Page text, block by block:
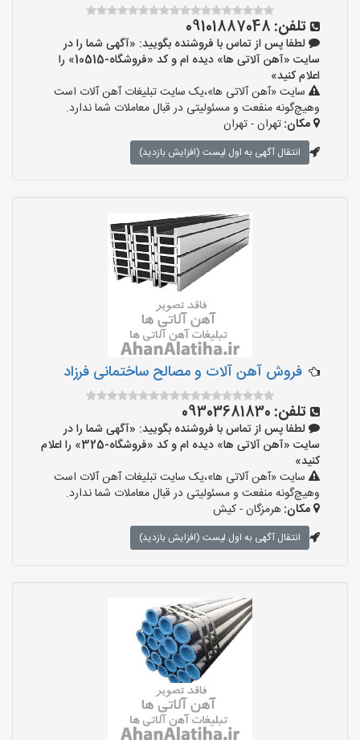
تلفن: 09101887048
لطفا پس از تماس با فروشنده بگویید: «آگهی شما را در
سایت «آهن آلاتی ها» دیده ام و کد «فروشگاه-10515» را
اعلام کنید»
سایت «آهن آلاتی ها»،یک سایت تبلیغات آهن آلات است
وهیچ‌گونه منفعت و مسئولیتی در قبال معاملات شما ندارد.
مکان:تهران - تهران
انتقال آگهی به اول لیست (افزایش بازدید)
فروش آهن آلات و مصالح ساختمانی فرزاد
تلفن: 09303681830
لطفا پس از تماس با فروشنده بگویید: «آگهی شما را در
سایت «آهن آلاتی ها» دیده ام و کد «فروشگاه-325» را اعلام
کنید»
سایت «آهن آلاتی ها»،یک سایت تبلیغات آهن آلات است
وهیچ‌گونه منفعت و مسئولیتی در قبال معاملات شما ندارد.
مکان:هرمزگان - کیش
انتقال آگهی به اول لیست (افزایش بازدید)